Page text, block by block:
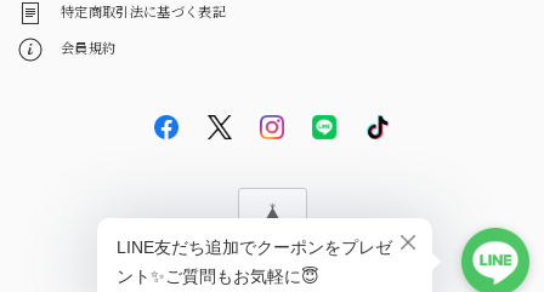
特定商取引法に基づく表記
会員規約
© EBiS GEM